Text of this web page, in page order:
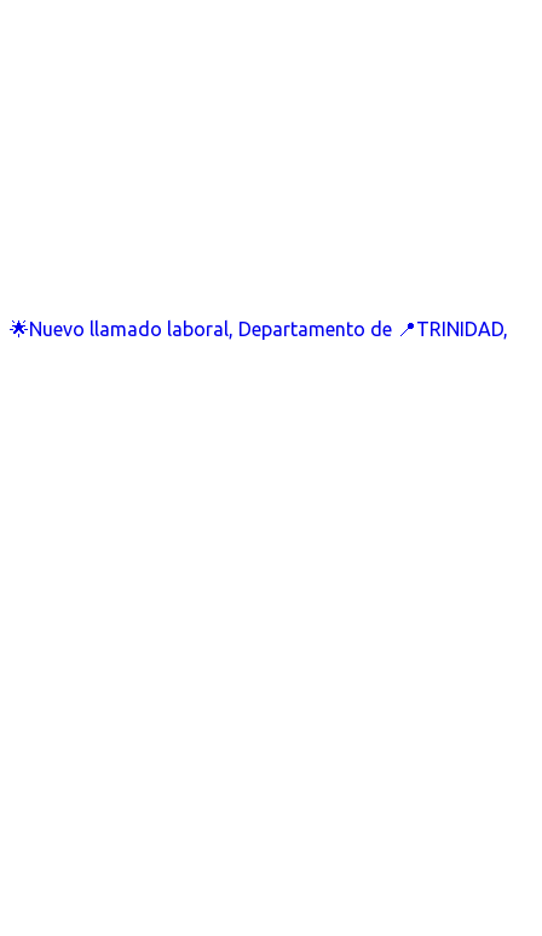
🌟Nuevo llamado laboral, Departamento de 📍TRINIDAD,